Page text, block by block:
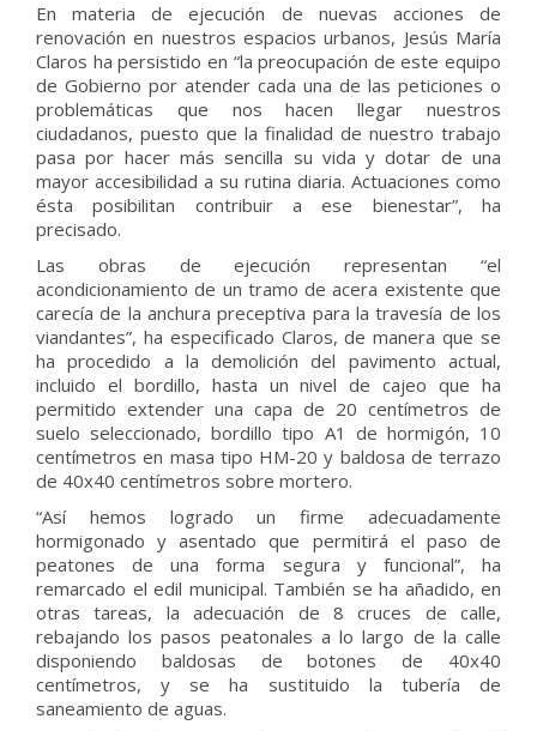
En materia de ejecución de nuevas acciones de
renovación en nuestros espacios urbanos, Jesús María
Claros ha persistido en “la preocupación de este equipo
de Gobierno por atender cada una de las peticiones o
problemáticas que nos hacen llegar nuestros
ciudadanos, puesto que la finalidad de nuestro trabajo
pasa por hacer más sencilla su vida y dotar de una
mayor accesibilidad a su rutina diaria. Actuaciones como
ésta posibilitan contribuir a ese bienestar”, ha
precisado.
Las obras de ejecución representan “el
acondicionamiento de un tramo de acera existente que
carecía de la anchura preceptiva para la travesía de los
viandantes”, ha especificado Claros, de manera que se
ha procedido a la demolición del pavimento actual,
incluido el bordillo, hasta un nivel de cajeo que ha
permitido extender una capa de 20 centímetros de
suelo seleccionado, bordillo tipo A1 de hormigón, 10
centímetros en masa tipo HM-20 y baldosa de terrazo
de 40x40 centímetros sobre mortero.
“Así hemos logrado un firme adecuadamente
hormigonado y asentado que permitirá el paso de
peatones de una forma segura y funcional”, ha
remarcado el edil municipal. También se ha añadido, en
otras tareas, la adecuación de 8 cruces de calle,
rebajando los pasos peatonales a lo largo de la calle
disponiendo baldosas de botones de 40x40
centímetros, y se ha sustituido la tubería de
saneamiento de aguas.